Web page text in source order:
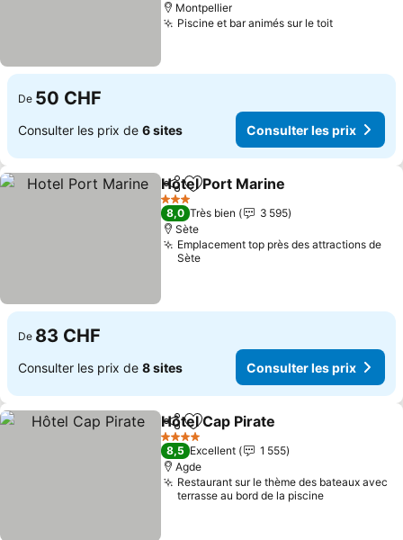
Montpellier
Piscine et bar animés sur le toitConsulter
De 50 CHF
Consulter les prix de 6 sites Consulter les prix
PartagerAjouter à mes favoris
Hotel Port Marine
3 Étoiles
8,0 Très bien
3 595
Sète
Emplacement top près des attractions de
Sète
De 83 CHF
Consulter les prix de 8 sites Consulter les prix
PartagerAjouter à mes favoris
Hôtel Cap Pirate
4 Étoiles
8,5 Excellent
1 555
Agde
Restaurant sur le thème des bateaux avec
terrasse au bord de la piscine